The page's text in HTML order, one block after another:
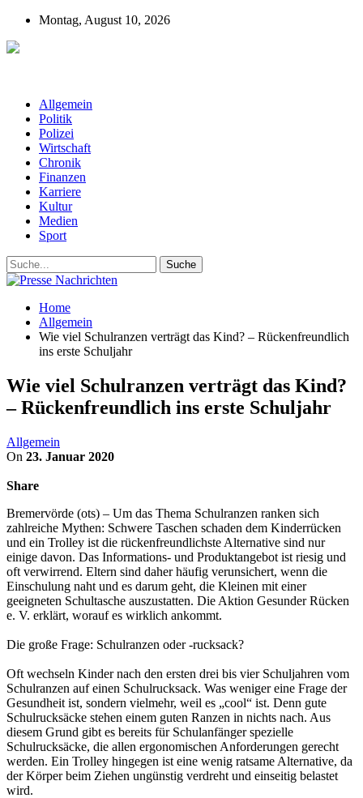
Montag, August 10, 2026
Allgemein
Politik
Polizei
Wirtschaft
Chronik
Finanzen
Karriere
Kultur
Medien
Sport
Home
Allgemein
Wie viel Schulranzen verträgt das Kind? – Rückenfreundlich
ins erste Schuljahr
Wie viel Schulranzen verträgt das Kind?
– Rückenfreundlich ins erste Schuljahr
Allgemein
On 23. Januar 2020
Share
Bremervörde (ots) – Um das Thema Schulranzen ranken sich
zahlreiche Mythen: Schwere Taschen schaden dem Kinderrücken
und ein Trolley ist die rückenfreundlichste Alternative sind nur
einige davon. Das Informations- und Produktangebot ist riesig und
oft verwirrend. Eltern sind daher häufig verunsichert, wenn die
Einschulung naht und es darum geht, die Kleinen mit einer
geeigneten Schultasche auszustatten. Die Aktion Gesunder Rücken
e. V. erklärt, worauf es wirklich ankommt.
Die große Frage: Schulranzen oder -rucksack?
Oft wechseln Kinder nach den ersten drei bis vier Schuljahren vom
Schulranzen auf einen Schulrucksack. Was weniger eine Frage der
Gesundheit ist, sondern vielmehr, weil es „cool“ ist. Denn gute
Schulrucksäcke stehen einem guten Ranzen in nichts nach. Aus
diesem Grund gibt es bereits für Schulanfänger spezielle
Schulrucksäcke, die allen ergonomischen Anforderungen gerecht
werden. Ein Trolley hingegen ist eine wenig ratsame Alternative, da
der Körper beim Ziehen ungünstig verdreht und einseitig belastet
wird.